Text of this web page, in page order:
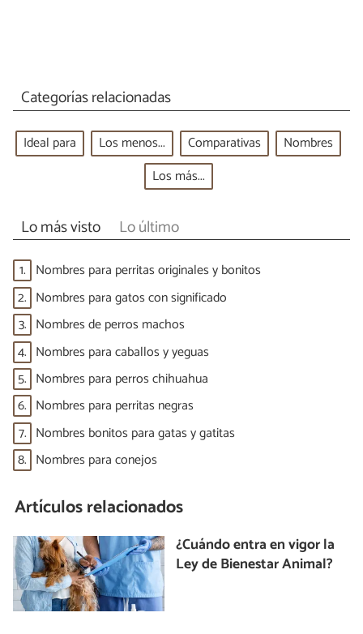
Categorías relacionadas
Ideal para Los menos... Comparativas
Nombres
Los más...
Lo más visto Lo último
1. Nombres para perritas originales y bonitos
2. Nombres para gatos con significado
3. Nombres de perros machos
4. Nombres para caballos y yeguas
5. Nombres para perros chihuahua
6. Nombres para perritas negras
7. Nombres bonitos para gatas y gatitas
8. Nombres para conejos
Artículos relacionados
¿Cuándo entra en vigor la
Ley de Bienestar Animal?